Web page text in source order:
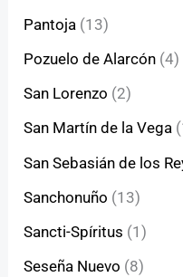
Pantoja (13)
Pozuelo de Alarcón (4)
San Lorenzo (2)
San Martín de la Vega
San Sebasián de los
Sanchonuño (13)
Sancti-Spíritus (1)
Seseña Nuevo (8)